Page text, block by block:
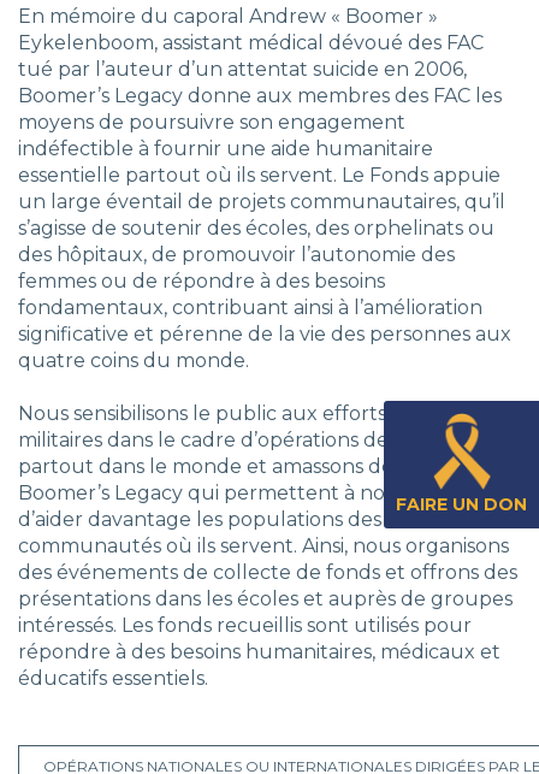
FAIRE UN DON
En mémoire du caporal Andrew « Boomer »
Eykelenboom, assistant médical dévoué des FAC
tué par l’auteur d’un attentat suicide en 2006,
Boomer’s Legacy donne aux membres des FAC les
moyens de poursuivre son engagement
indéfectible à fournir une aide humanitaire
essentielle partout où ils servent. Le Fonds appuie
un large éventail de projets communautaires, qu’il
s’agisse de soutenir des écoles, des orphelinats ou
des hôpitaux, de promouvoir l’autonomie des
femmes ou de répondre à des besoins
fondamentaux, contribuant ainsi à l’amélioration
significative et pérenne de la vie des personnes aux
quatre coins du monde.
Nous sensibilisons le public aux efforts de nos
militaires dans le cadre d’opérations de déploiement
partout dans le monde et amassons des dons pour
Boomer’s Legacy qui permettent à nos militaires
d’aider davantage les populations des
communautés où ils servent. Ainsi, nous organisons
des événements de collecte de fonds et offrons des
présentations dans les écoles et auprès de groupes
intéressés. Les fonds recueillis sont utilisés pour
répondre à des besoins humanitaires, médicaux et
éducatifs essentiels.
OPÉRATIONS NATIONALES OU INTERNATIONALES DIRIGÉES PAR